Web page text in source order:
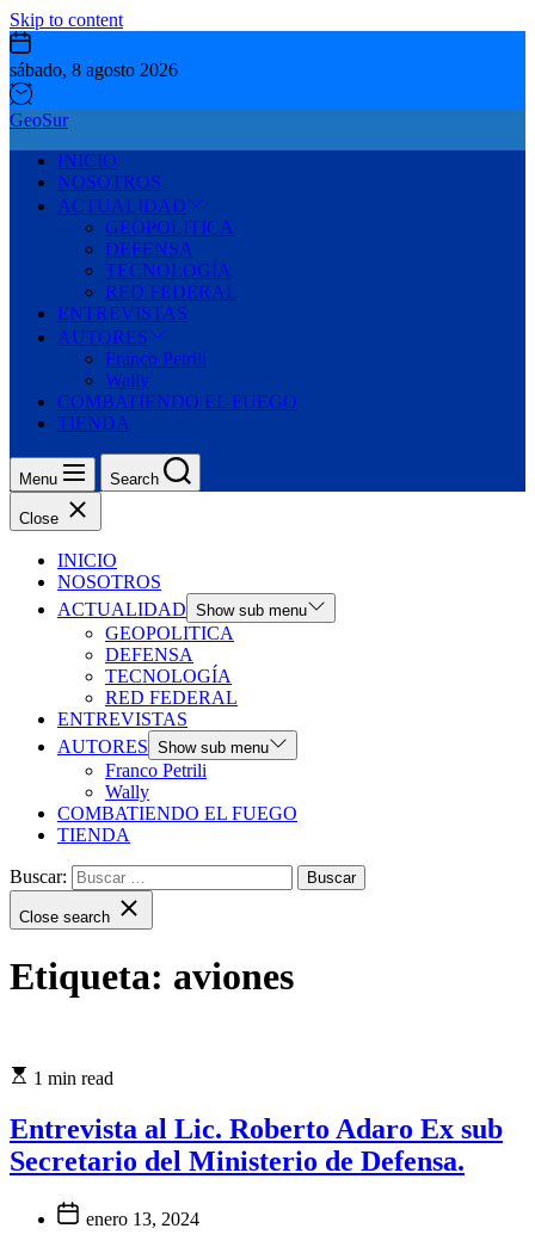
Skip to content
sábado, 8 agosto 2026
GeoSur
INICIO
NOSOTROS
ACTUALIDAD
GEOPOLITICA
DEFENSA
TECNOLOGÍA
RED FEDERAL
ENTREVISTAS
AUTORES
Franco Petrili
Wally
COMBATIENDO EL FUEGO
TIENDA
Menu Search
Close
INICIO
NOSOTROS
ACTUALIDAD Show sub menu
GEOPOLITICA
DEFENSA
TECNOLOGÍA
RED FEDERAL
ENTREVISTAS
AUTORES Show sub menu
Franco Petrili
Wally
COMBATIENDO EL FUEGO
TIENDA
Buscar:
Close search
Etiqueta: aviones
1 min read
Entrevista al Lic. Roberto Adaro Ex sub
Secretario del Ministerio de Defensa.
enero 13, 2024